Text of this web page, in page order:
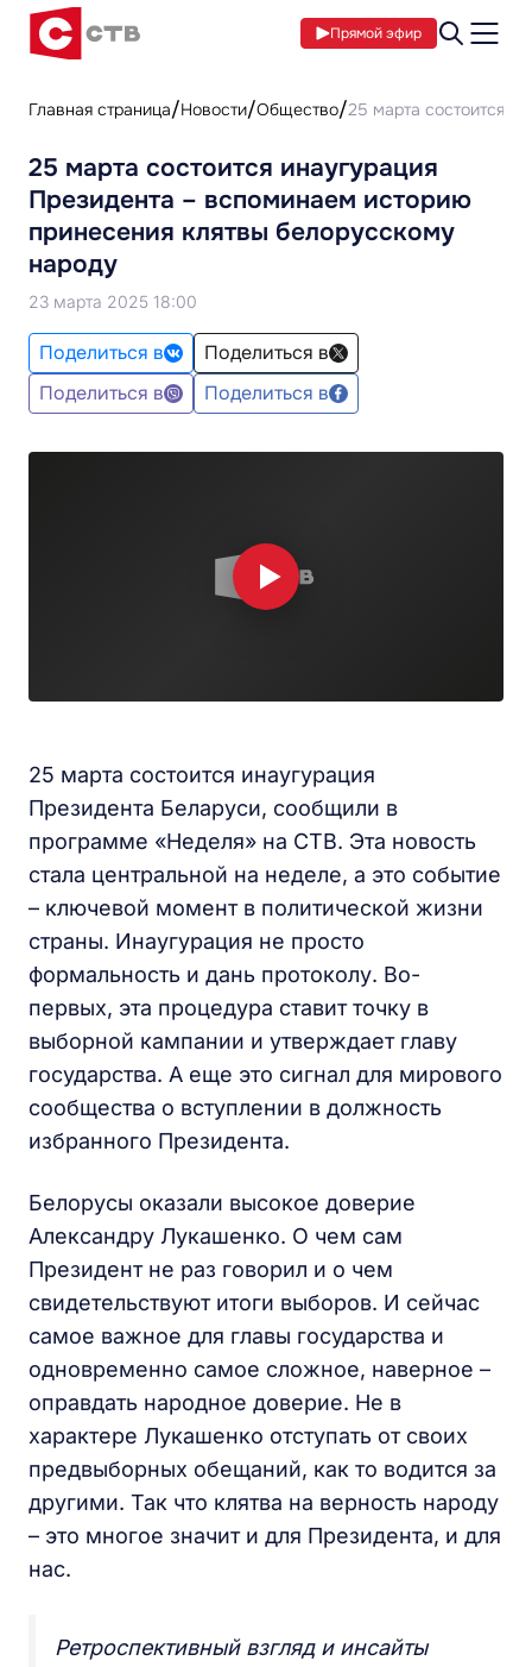
Прямой эфир
Главная страница Новости Общество 25 марта состоится
25 марта состоится инаугурация
Президента – вспоминаем историю
принесения клятвы белорусскому
народу
23 марта 2025 18:00
Поделиться в
Поделиться в
Поделиться в
Поделиться в
25 марта состоится инаугурация
Президента Беларуси, сообщили в
программе «Неделя» на СТВ. Эта новость
стала центральной на неделе, а это событие
– ключевой момент в политической жизни
страны. Инаугурация не просто
формальность и дань протоколу. Во-
первых, эта процедура ставит точку в
выборной кампании и утверждает главу
государства. А еще это сигнал для мирового
сообщества о вступлении в должность
избранного Президента.
Белорусы оказали высокое доверие
Александру Лукашенко. О чем сам
Президент не раз говорил и о чем
свидетельствуют итоги выборов. И сейчас
самое важное для главы государства и
одновременно самое сложное, наверное –
оправдать народное доверие. Не в
характере Лукашенко отступать от своих
предвыборных обещаний, как то водится за
другими. Так что клятва на верность народу
– это многое значит и для Президента, и для
нас.
Ретроспективный взгляд и инсайты